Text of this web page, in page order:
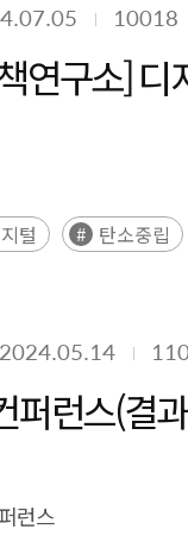
10018
연구소] 디
털 탄소중립
2024.05.14
퍼런스(결
런스